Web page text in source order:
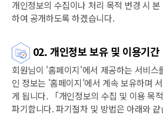
개인정보의 수집이나 처리 목적 변경 시
하여 공개하도록 하겠습니다.
02. 개인정보 보유 및 이용기간
회원님이 '홈페이지'에서 제공하는 서비스
인 정보는 '홈페이지'에서 계속 보유하며
게 됩니다. 「개인정보의 수집 및 이용 목
파기합니다. 파기절차 및 방법은 아래와 같